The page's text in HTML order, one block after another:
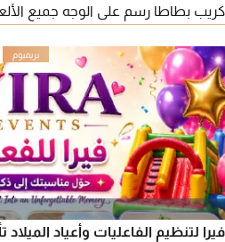
كريب بطاطا رسم على الوجه جميع
عصرية وحديثة
فيرا لتنظيم الفاعليات وأعياد